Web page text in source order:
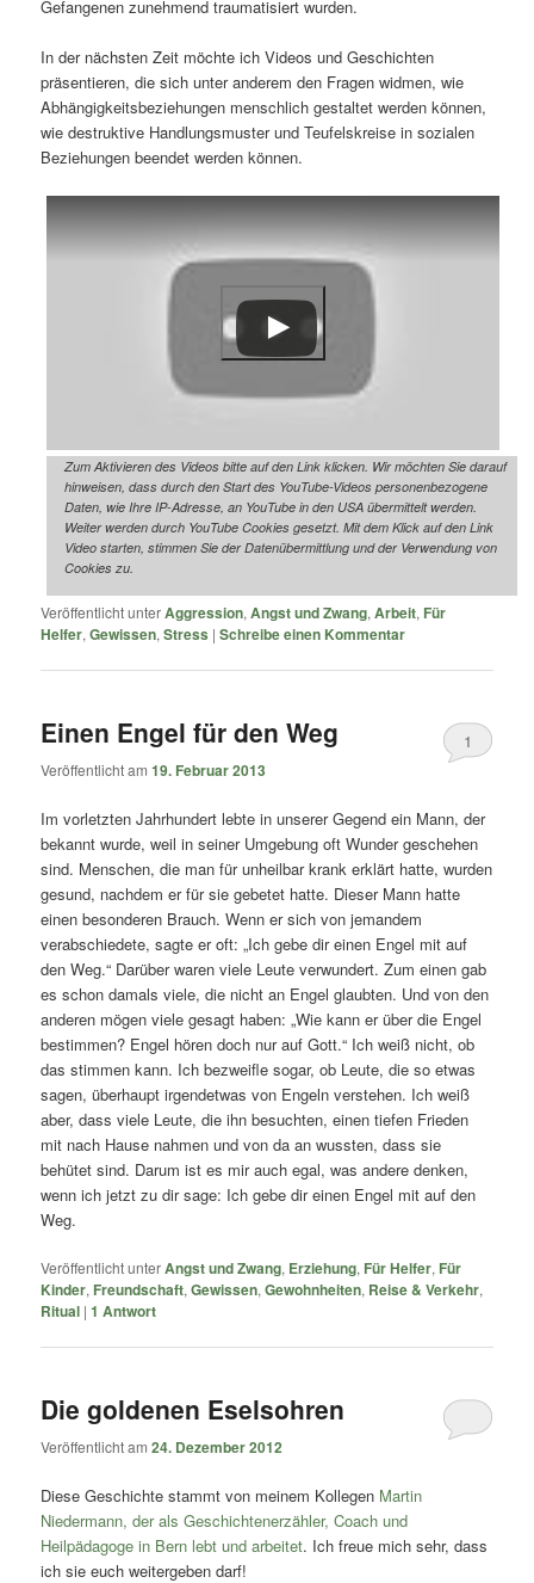
Gefangenen zunehmend traumatisiert wurden.
In der nächsten Zeit möchte ich Videos und Geschichten
präsentieren, die sich unter anderem den Fragen widmen, wie
Abhängigkeitsbeziehungen menschlich gestaltet werden können,
wie destruktive Handlungsmuster und Teufelskreise in sozialen
Beziehungen beendet werden können.
Zum Aktivieren des Videos bitte auf den Link klicken. Wir möchten Sie darauf
hinweisen, dass durch den Start des YouTube-Videos personenbezogene
Daten, wie Ihre IP-Adresse, an YouTube in den USA übermittelt werden.
Weiter werden durch YouTube Cookies gesetzt. Mit dem Klick auf den Link
Video starten, stimmen Sie der Datenübermittlung und der Verwendung von
Cookies zu.
Veröffentlicht unterAggression,Angst und Zwang,Arbeit, Für
Helfer,Gewissen,Stress |Schreibe einen Kommentar
Einen Engel für den Weg
Veröffentlicht am19. Februar 2013
1
Im vorletzten Jahrhundert lebte in unserer Gegend ein Mann, der
bekannt wurde, weil in seiner Umgebung oft Wunder geschehen
sind. Menschen, die man für unheilbar krank erklärt hatte, wurden
gesund, nachdem er für sie gebetet hatte. Dieser Mann hatte
einen besonderen Brauch. Wenn er sich von jemandem
verabschiedete, sagte er oft: „Ich gebe dir einen Engel mit auf
den Weg.“ Darüber waren viele Leute verwundert. Zum einen gab
es schon damals viele, die nicht an Engel glaubten. Und von den
anderen mögen viele gesagt haben: „Wie kann er über die Engel
bestimmen? Engel hören doch nur auf Gott.“ Ich weiß nicht, ob
das stimmen kann. Ich bezweifle sogar, ob Leute, die so etwas
sagen, überhaupt irgendetwas von Engeln verstehen. Ich weiß
aber, dass viele Leute, die ihn besuchten, einen tiefen Frieden
mit nach Hause nahmen und von da an wussten, dass sie
behütet sind. Darum ist es mir auch egal, was andere denken,
wenn ich jetzt zu dir sage: Ich gebe dir einen Engel mit auf den
Weg.
Veröffentlicht unterAngst und Zwang, Erziehung, Für Helfer, Für
Kinder, Freundschaft,Gewissen,Gewohnheiten, Reise & Verkehr,
Ritual |1 Antwort
Die goldenen Eselsohren
Veröffentlicht am24. Dezember 2012
Diese Geschichte stammt von meinem Kollegen Martin
Niedermann, der als Geschichtenerzähler, Coach und
Heilpädagoge in Bern lebt und arbeitet. Ich freue mich sehr, dass
ich sie euch weitergeben darf!